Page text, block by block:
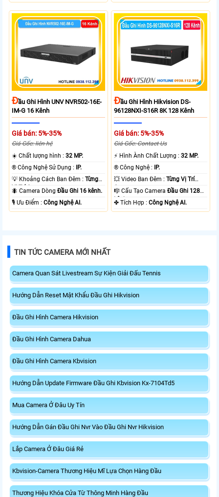
ĐẦu Ghi Hình UNV NVR502-16E-
IM-G 16 Kênh
Giá bán: 5%-35%
Giá Gốc: liên hệ
☀️ Chất lượng hình :32 MP.
®️ Công Nghệ Sử Dụng : IP.
💡 Khoảng Cách Ban Đêm :Từng
Vị Trí Camera .
🐜 Camera DòngĐầu Ghi 16 kênh.
️🎙 Ưu Điểm :Công Nghệ AI.
ĐẦu Ghi Hình Hikvision DS-
96128NXI-S16R 8K 128 Kênh
Giá bán: 5%-35%
Giá Gốc: Contact Us
️⚡ Hình Ành Chất Lượng :32 MP.
®️ Công Nghệ : IP.
💥 Video Ban Đêm :Từng Vị Trí
Camera .
🎼️ Cấu Tạo CameraĐầu Ghi 128
kênh.
️✤ Tích Hợp :Công Nghệ AI.
TIN TỨC CAMERA MỚI NHẤT
Camera Quan Sát Livestream Sự Kiện Giải Đấu Tennis
Hướng Dẫn Reset Mật Khẩu Đầu Ghi Hikvision
Đầu Ghi Hình Camera Hikvision
Đầu Ghi Hình Camera Dahua
Đầu Ghi Hình Camera Kbvision
Hướng Dẫn Update Firmware Đầu Ghi Kbvision Kx-7104Td5
Mua Camera Ở Đâu Uy Tín
Hướng Dẫn Gán Đầu Ghi Nvr Vào Đầu Ghi Nvr Hikvision
Lắp Camera Ở Đâu Giá Rẻ
Kbvision-Camera Thương Hiệu Mĩ Lựa Chọn Hàng Đầu
Thương Hiệu Khóa Cửa Từ Thông Minh Hàng Đầu